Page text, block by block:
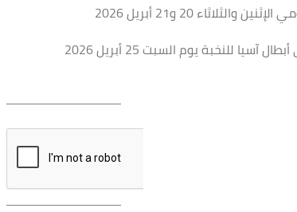
20 و21 أبريل 2026
للنخبة يوم السبت 25 أبريل 2026